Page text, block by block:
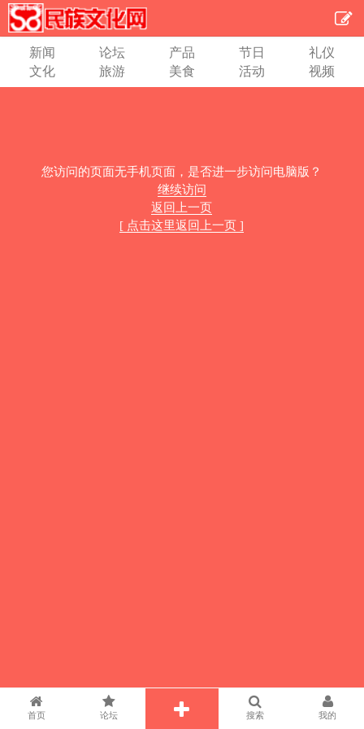
新闻 论坛 产品 节日
礼仪
文化
旅游 美食 活动 视频
您访问的页面无手机页面，是否进一步访问电脑版？
继续访问
返回上一页
[ 点击这里返回上一页 ]
首页 论坛 搜索 我的